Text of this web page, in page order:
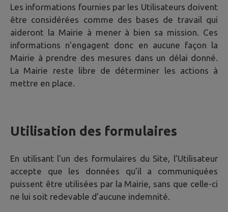
Les informations fournies par les Utilisateurs doivent
être considérées comme des bases de travail qui
aideront la Mairie à mener à bien sa mission. Ces
informations n’engagent donc en aucune façon la
Mairie à prendre des mesures dans un délai donné.
La Mairie reste libre de déterminer les actions à
mettre en place.
Utilisation des formulaires
En utilisant l'un des formulaires du Site, l’Utilisateur
accepte que les données qu’il a communiquées
puissent être utilisées par la Mairie, sans que celle-ci
ne lui soit redevable d’aucune indemnité.